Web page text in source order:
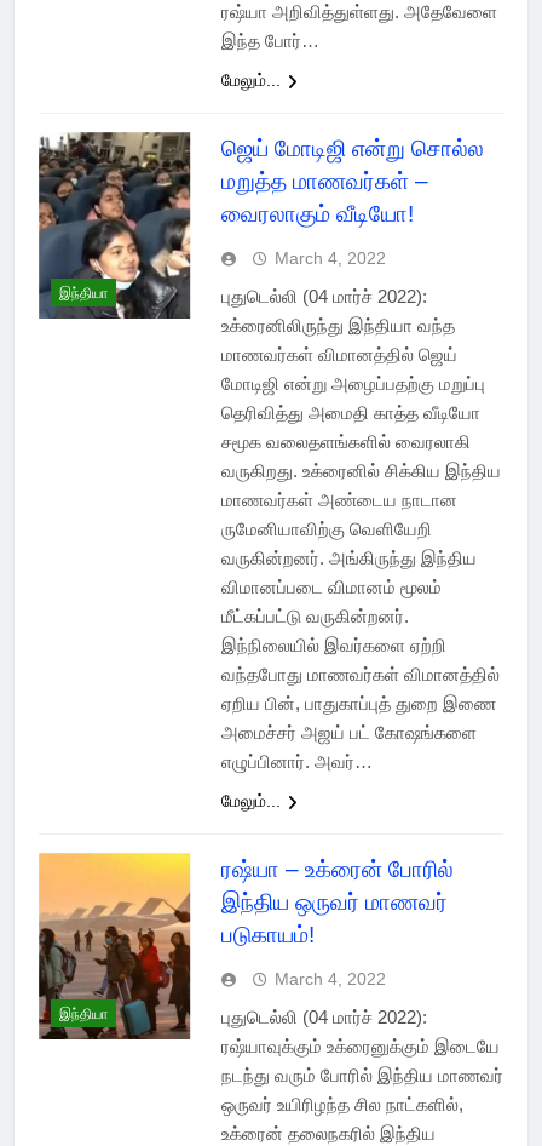
ரஷ்யா அறிவித்துள்ளது. அதேவேளை
இந்த போர்…
மேலும்...
இந்தியா
ஜெய் மோடிஜி என்று சொல்ல
மறுத்த மாணவர்கள் –
வைரலாகும் வீடியோ!
March 4, 2022
புதுடெல்லி (04 மார்ச் 2022):
உக்ரைனிலிருந்து இந்தியா வந்த
மாணவர்கள் விமானத்தில் ஜெய்
மோடிஜி என்று அழைப்பதற்கு மறுப்பு
தெரிவித்து அமைதி காத்த வீடியோ
சமூக வலைதளங்களில் வைரலாகி
வருகிறது. உக்ரைனில் சிக்கிய இந்திய
மாணவர்கள் அண்டைய நாடான
ருமேனியாவிற்கு வெளியேறி
வருகின்றனர். அங்கிருந்து இந்திய
விமானப்படை விமானம் மூலம்
மீட்கப்பட்டு வருகின்றனர்.
இந்நிலையில் இவர்களை ஏற்றி
வந்தபோது மாணவர்கள் விமானத்தில்
ஏறிய பின், பாதுகாப்புத் துறை இணை
அமைச்சர் அஜய் பட் கோஷங்களை
எழுப்பினார். அவர்…
மேலும்...
இந்தியா
ரஷ்யா – உக்ரைன் போரில்
இந்திய ஒருவர் மாணவர்
படுகாயம்!
March 4, 2022
புதுடெல்லி (04 மார்ச் 2022):
ரஷ்யாவுக்கும் உக்ரைனுக்கும் இடையே
நடந்து வரும் போரில் இந்திய மாணவர்
ஒருவர் உயிரிழந்த சில நாட்களில்,
உக்ரைன் தலைநகரில் இந்திய